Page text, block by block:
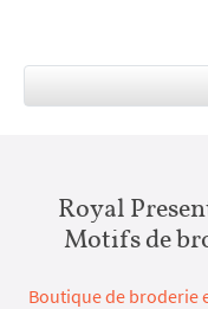
Royal
Motifs de
Boutique de broderie